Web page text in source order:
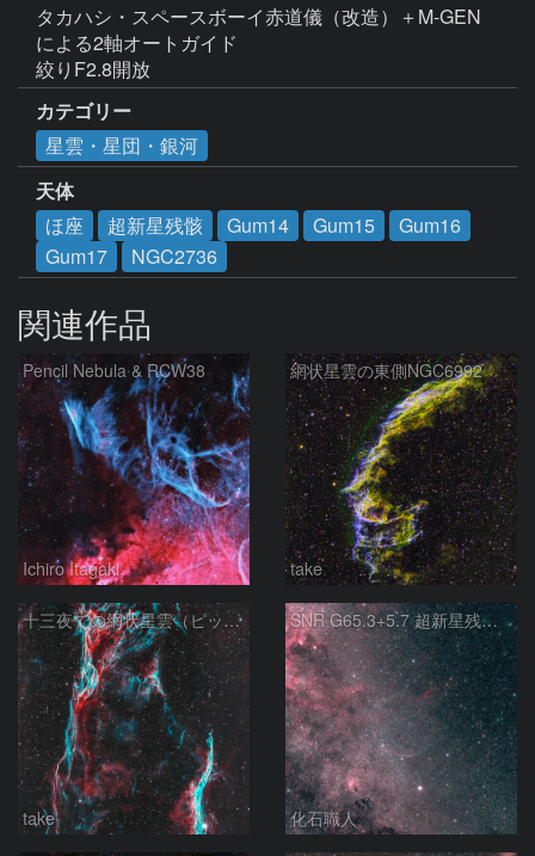
タカハシ・スペースボーイ赤道儀（改造）＋M-GEN
による2軸オートガイド
絞りF2.8開放
カテゴリー
星雲・星団・銀河
天体
ほ座
超新星残骸 Gum14 Gum15
Gum16
Gum17
NGC2736
関連作品
Pencil Nebula & RCW38
Ichiro Itagaki
網状星雲の東側NGC6992
take
十三夜での網状星雲（ピッカリングの三角）
take
SNR G65.3+5.7 超新星残骸 アルビレオ周辺 はくちょう座
化石職人